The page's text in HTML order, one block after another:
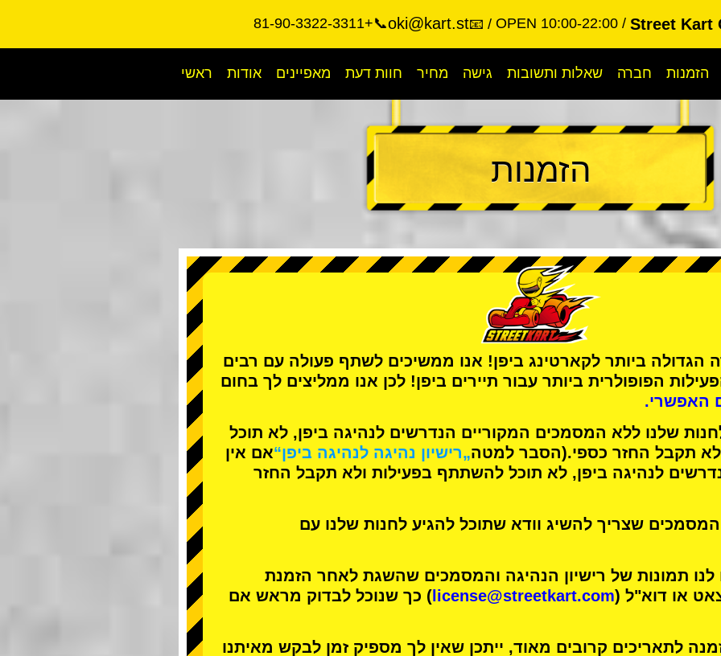
Street Kart
📞+81-90-3322-3311 📧
oki@kart.st OPEN 10:00-22:00
ראשי אודות מאפיינים חוות דעת מחיר גישה שאלות ותשובות חברה הזמנות
הזמנות
הגדולה ביותר לקארטינג ביפן! אנו ממשיכים לשתף פעולה עם רבים
הפופולרית ביותר עבור תיירים ביפן! לכן אנו ממליצים לך בחום
האפשרי.
שלנו ללא המסמכים המקוריים הנדרשים לנהיגה ביפן, לא תוכל
תקבל החזר כספי.(הסבר למטה„רישיון נהיגה לנהיגה ביפן“אם אין
לנהיגה ביפן, לא תוכל להשתתף בפעילות ולא תקבל החזר
שצריך להשיג וודא שתוכל להגיע לחנות שלנו עם
לנו תמונות של רישיון הנהיגה והמסמכים שהשגת לאחר הזמנת
או דוא"ל (license@streetkart.com ) כך שנוכל לבדוק מראש אם
לתאריכים קרובים מאוד, ייתכן שאין לך מספיק זמן לבקש מאיתנו